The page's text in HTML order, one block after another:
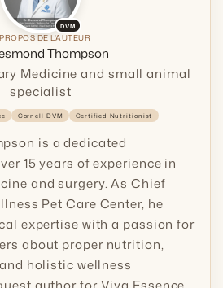
DVM
DE L’AUTEUR
Thompson
Medicine and small animal
specialist
Cornell DVM Certified Nutritionist
is a dedicated
15 years of experience in
and surgery. As Chief
Pet Care Center, he
expertise with a passion for
about proper nutrition,
holistic wellness